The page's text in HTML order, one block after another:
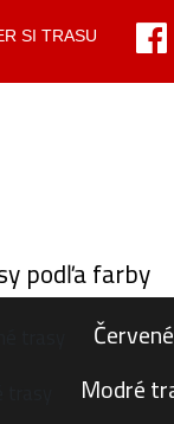
SI TRASU
podľa farby
Modré